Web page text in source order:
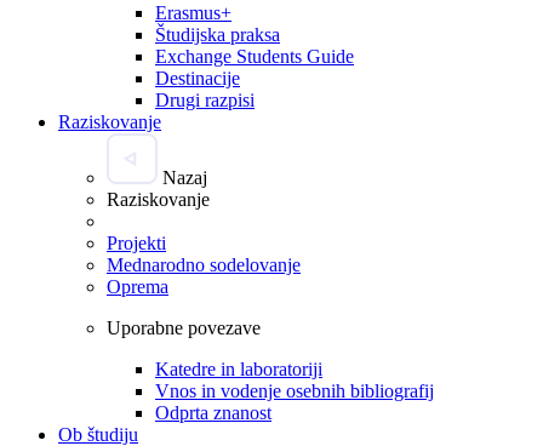
Erasmus+
Študijska praksa
Exchange Students Guide
Destinacije
Drugi razpisi
Raziskovanje
Nazaj
Raziskovanje
Projekti
Mednarodno sodelovanje
Oprema
Uporabne povezave
Katedre in laboratoriji
Vnos in vodenje osebnih bibliografij
Odprta znanost
Ob študiju